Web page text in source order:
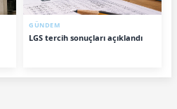
GÜNDEM
LGS tercih sonuçları açıklandı